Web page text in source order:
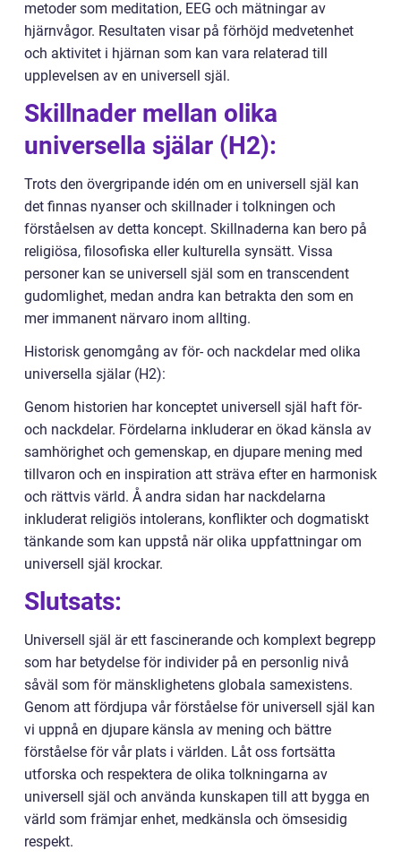
metoder som meditation, EEG och mätningar av
hjärnvågor. Resultaten visar på förhöjd medvetenhet
och aktivitet i hjärnan som kan vara relaterad till
upplevelsen av en universell själ.
Skillnader mellan olika
universella själar (H2):
Trots den övergripande idén om en universell själ kan
det finnas nyanser och skillnader i tolkningen och
förståelsen av detta koncept. Skillnaderna kan bero på
religiösa, filosofiska eller kulturella synsätt. Vissa
personer kan se universell själ som en transcendent
gudomlighet, medan andra kan betrakta den som en
mer immanent närvaro inom allting.
Historisk genomgång av för- och nackdelar med olika
universella själar (H2):
Genom historien har konceptet universell själ haft för-
och nackdelar. Fördelarna inkluderar en ökad känsla av
samhörighet och gemenskap, en djupare mening med
tillvaron och en inspiration att sträva efter en harmonisk
och rättvis värld. Å andra sidan har nackdelarna
inkluderat religiös intolerans, konflikter och dogmatiskt
tänkande som kan uppstå när olika uppfattningar om
universell själ krockar.
Slutsats:
Universell själ är ett fascinerande och komplext begrepp
som har betydelse för individer på en personlig nivå
såväl som för mänsklighetens globala samexistens.
Genom att fördjupa vår förståelse för universell själ kan
vi uppnå en djupare känsla av mening och bättre
förståelse för vår plats i världen. Låt oss fortsätta
utforska och respektera de olika tolkningarna av
universell själ och använda kunskapen till att bygga en
värld som främjar enhet, medkänsla och ömsesidig
respekt.